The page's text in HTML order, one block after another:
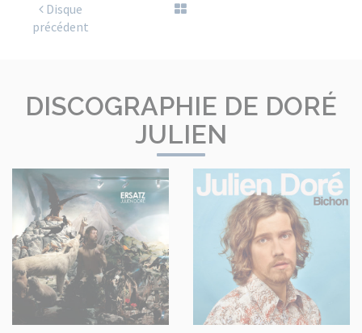
Disque
précédent
DISCOGRAPHIE DE DORÉ
JULIEN